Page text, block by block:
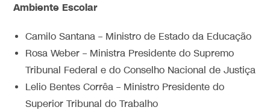
Ambiente Escolar
Camilo Santana – Ministro de Estado da Educação
Rosa Weber – Ministra Presidente do Supremo
Tribunal Federal e do Conselho Nacional de Justiça
Lelio Bentes Corrêa – Ministro Presidente do
Superior Tribunal do Trabalho